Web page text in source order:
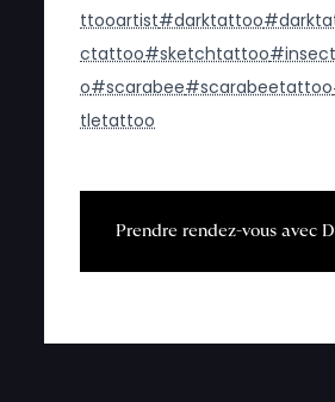
ttooartist#darktattoo
ctattoo#sketchtattoo#insect
o#scarabee#scarabeetattoo
tletattoo
Prendre rendez-vous avec D